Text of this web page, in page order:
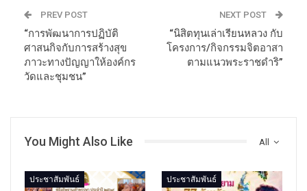
PREV POST
“การพัฒนาการปฏิบัติ
ศาสนกิจกับการสร้างสุข
ภาวะทางปัญญาให้องค์กร
วัดและชุมชน”
NEXT POST
“นิสิตทุนเล่าเรียนหลวง กับ
โครงการ/กิจกรรมจิตอาสา
ตามแนวพระราชดำริ”
All
You Might Also Like
ประชาสัมพันธ์ ประชาสัมพันธ์